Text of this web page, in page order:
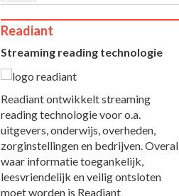
Readiant
Streaming reading technologie
Readiant ontwikkelt streaming
reading technologie voor o.a.
uitgevers, onderwijs, overheden,
zorginstellingen en bedrijven. Overal
waar informatie toegankelijk,
leesvriendelijk en veilig ontsloten
moet worden is Readiant